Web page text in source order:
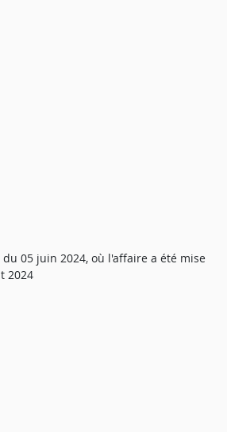
05 juin 2024, où l'affaire a été mise
2024